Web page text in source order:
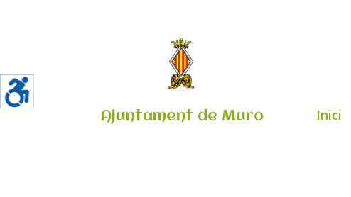
Ajuntament de Muro Inici